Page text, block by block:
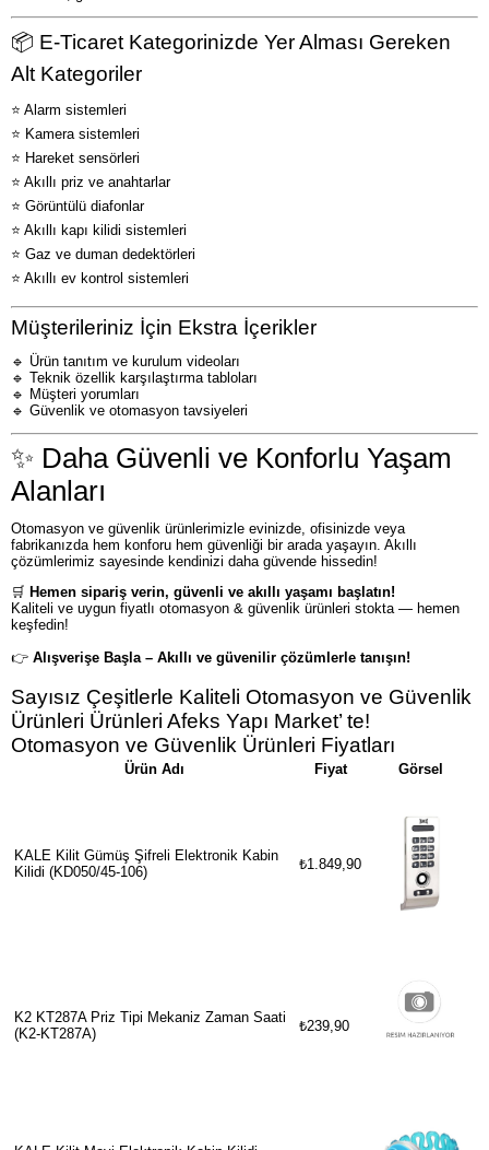
📦 E-Ticaret Kategorinizde Yer Alması Gereken
Alt Kategoriler
⭐ Alarm sistemleri
⭐ Kamera sistemleri
⭐ Hareket sensörleri
⭐ Akıllı priz ve anahtarlar
⭐ Görüntülü diafonlar
⭐ Akıllı kapı kilidi sistemleri
⭐ Gaz ve duman dedektörleri
⭐ Akıllı ev kontrol sistemleri
Müşterileriniz İçin Ekstra İçerikler
🔹 Ürün tanıtım ve kurulum videoları
🔹 Teknik özellik karşılaştırma tabloları
🔹 Müşteri yorumları
🔹 Güvenlik ve otomasyon tavsiyeleri
✨ Daha Güvenli ve Konforlu Yaşam
Alanları
Otomasyon ve güvenlik ürünlerimizle evinizde, ofisinizde veya
fabrikanızda hem konforu hem güvenliği bir arada yaşayın. Akıllı
çözümlerimiz sayesinde kendinizi daha güvende hissedin!
🛒 Hemen sipariş verin, güvenli ve akıllı yaşamı başlatın!
Kaliteli ve uygun fiyatlı otomasyon & güvenlik ürünleri stokta — hemen
keşfedin!
👉 Alışverişe Başla – Akıllı ve güvenilir çözümlerle tanışın!
Sayısız Çeşitlerle Kaliteli Otomasyon ve Güvenlik
Ürünleri Ürünleri Afeks Yapı Market’ te!
Otomasyon ve Güvenlik Ürünleri Fiyatları
Ürün Adı Fiyat Görsel
KALE Kilit Gümüş Şifreli Elektronik Kabin
Kilidi (KD050/45-106)
₺1.849,90
K2 KT287A Priz Tipi Mekaniz Zaman Saati
(K2-KT287A)
₺239,90